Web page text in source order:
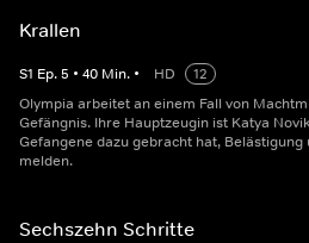
Krallen
S1 Ep.5 • 40 Min. • HD
12
Olympia arbeitet an einem Fall von
Gefängnis. Ihre Hauptzeugin ist Katya
Gefangene dazu gebracht hat, Belästigung
melden.
Sechszehn Schritte